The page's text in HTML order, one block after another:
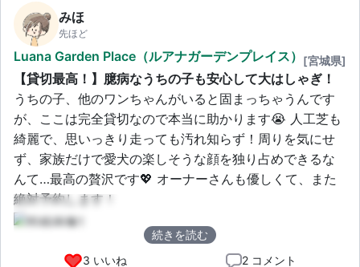
みほ
先ほど
Luana Garden Place（ルアナガーデンプレイス） [宮城県]
【貸切最高！】臆病なうちの子も安心して大はしゃぎ！
うちの子、他のワンちゃんがいると固まっちゃうんです
が、ここは完全貸切なので本当に助かります😭 人工芝も
綺麗で、思いっきり走っても汚れ知らず！周りを気にせ
ず、家族だけで愛犬の楽しそうな顔を独り占めできるな
んて…最高の贅沢です💖 オーナーさんも優しくて、また
絶対予約します！
続きを読む
3 いいね
2 コメント